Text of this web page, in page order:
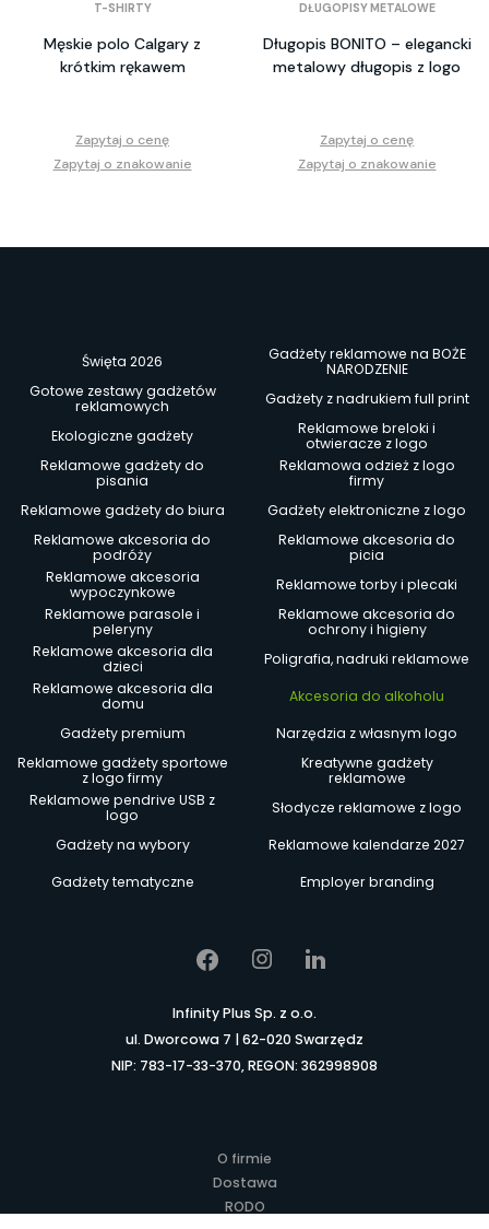
T-SHIRTY
Męskie polo Calgary z
krótkim rękawem
Zapytaj o cenę
Zapytaj o znakowanie
DŁUGOPISY METALOWE
Długopis BONITO – elegancki
metalowy długopis z logo
Zapytaj o cenę
Zapytaj o znakowanie
Święta 2026
Gadżety reklamowe na BOŻE
NARODZENIE
Gotowe zestawy gadżetów
reklamowych
Gadżety z nadrukiem full print
Ekologiczne gadżety
Reklamowe breloki i
otwieracze z logo
Reklamowe gadżety do
pisania
Reklamowa odzież z logo
firmy
Reklamowe gadżety do biura
Gadżety elektroniczne z logo
Reklamowe akcesoria do
podróży
Reklamowe akcesoria do
picia
Reklamowe akcesoria
wypoczynkowe
Reklamowe torby i plecaki
Reklamowe parasole i
peleryny
Reklamowe akcesoria do
ochrony i higieny
Reklamowe akcesoria dla
dzieci
Poligrafia, nadruki reklamowe
Reklamowe akcesoria dla
domu
Akcesoria do alkoholu
Gadżety premium
Narzędzia z własnym logo
Reklamowe gadżety sportowe
z logo firmy
Kreatywne gadżety
reklamowe
Reklamowe pendrive USB z
logo
Słodycze reklamowe z logo
Gadżety na wybory
Reklamowe kalendarze 2027
Gadżety tematyczne
Employer branding
Infinity Plus Sp. z o.o.
ul. Dworcowa 7 | 62-020 Swarzędz
NIP: 783-17-33-370, REGON: 362998908
O firmie
Dostawa
RODO